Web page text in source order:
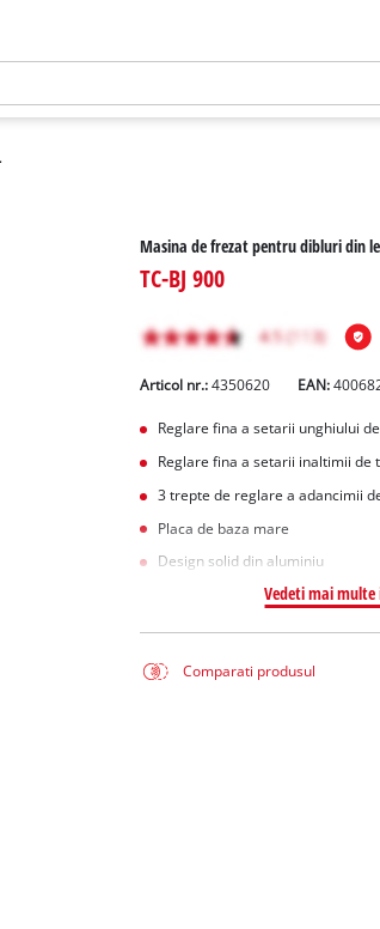
Masina de frezat pentru dibluri din
TC-BJ 900
Articol nr.: 4350620 EAN:
Reglare fina a setarii unghiului
Reglare fina a setarii inaltimii de
3 trepte de reglare a adancimii
Placa de baza mare
Design solid din aluminiu
Vedeti mai
Comparati produsul